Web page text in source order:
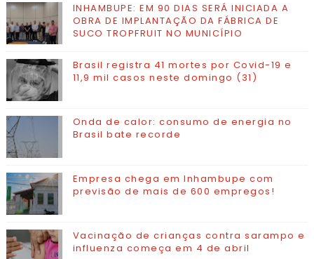
INHAMBUPE: EM 90 DIAS SERÁ INICIADA A
OBRA DE IMPLANTAÇÃO DA FÁBRICA DE
SUCO TROPFRUIT NO MUNICÍPIO
Brasil registra 41 mortes por Covid-19 e
11,9 mil casos neste domingo (31)
Onda de calor: consumo de energia no
Brasil bate recorde
Empresa chega em Inhambupe com
previsão de mais de 600 empregos!
Vacinação de crianças contra sarampo e
influenza começa em 4 de abril